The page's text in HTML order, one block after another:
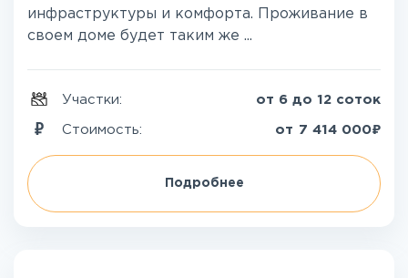
инфраструктуры и комфорта. Проживание в
своем доме будет таким же ...
Участки: от 6 до 12 соток
Стоимость: от 7 414 000₽
Подробнее